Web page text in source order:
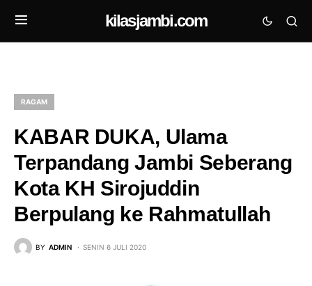
kilasjambi.com
RAGAM
KABAR DUKA, Ulama
Terpandang Jambi Seberang
Kota KH Sirojuddin
Berpulang ke Rahmatullah
BY ADMIN SENIN 6 JULI 2020